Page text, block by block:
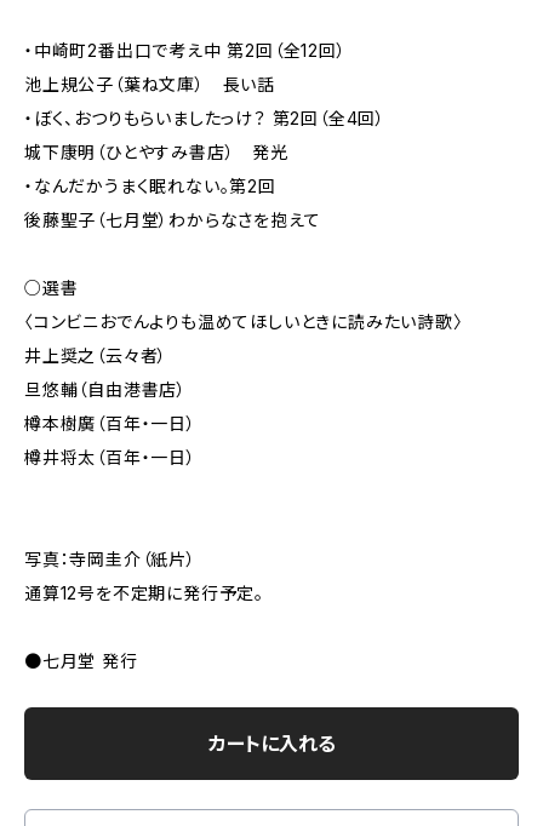
・中崎町2番出口で考え中 第2回（全12回）
池上規公子（葉ね文庫） 長い話
・ぼく、おつりもらいましたっけ？ 第2回（全4回）
城下康明（ひとやすみ書店） 発光
・なんだかうまく眠れない。第2回
後藤聖子（七月堂）わからなさを抱えて
○選書
〈コンビニおでんよりも温めてほしいときに読みたい詩歌〉
井上奨之（云々者）
旦悠輔（自由港書店）
樽本樹廣（百年・一日）
樽井将太（百年・一日）
写真：寺岡圭介（紙片）
通算12号を不定期に発行予定。
●七月堂 発行
カートに入れる